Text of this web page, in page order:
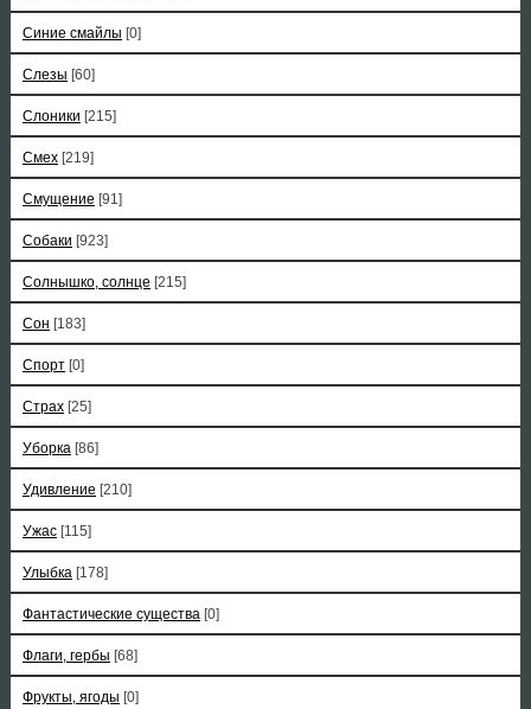
Синие смайлы [0]
Слезы [60]
Слоники [215]
Смех [219]
Смущение [91]
Собаки [923]
Солнышко, солнце [215]
Сон [183]
Спорт [0]
Страх [25]
Уборка [86]
Удивление [210]
Ужас [115]
Улыбка [178]
Фантастические существа [0]
Флаги, гербы [68]
Фрукты, ягоды [0]